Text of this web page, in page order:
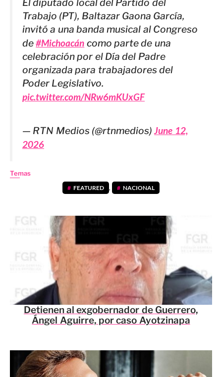
El diputado local del Partido del
Trabajo (PT), Baltazar Gaona García,
invitó a una banda musical al Congreso
de#Michoacán como parte de una
celebración por el Día del Padre
organizada para trabajadores del
Poder Legislativo.
pic.twitter.com/NRw6mKUxGF
— RTN Medios (@rtnmedios)June 12,
2026
Temas
FEATURED , NACIONAL
Detienen al exgobernador de Guerrero,
Ángel Aguirre, por caso Ayotzinapa